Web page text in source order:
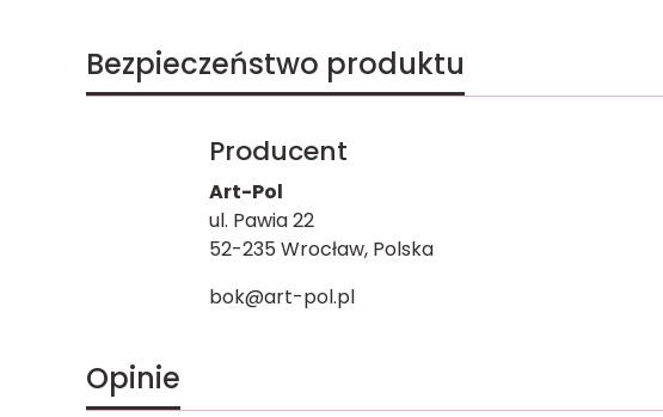
Bezpieczeństwo produktu
Producent
Art-Pol
ul. Pawia 22
52-235 Wrocław, Polska
bok@art-pol.pl
Opinie